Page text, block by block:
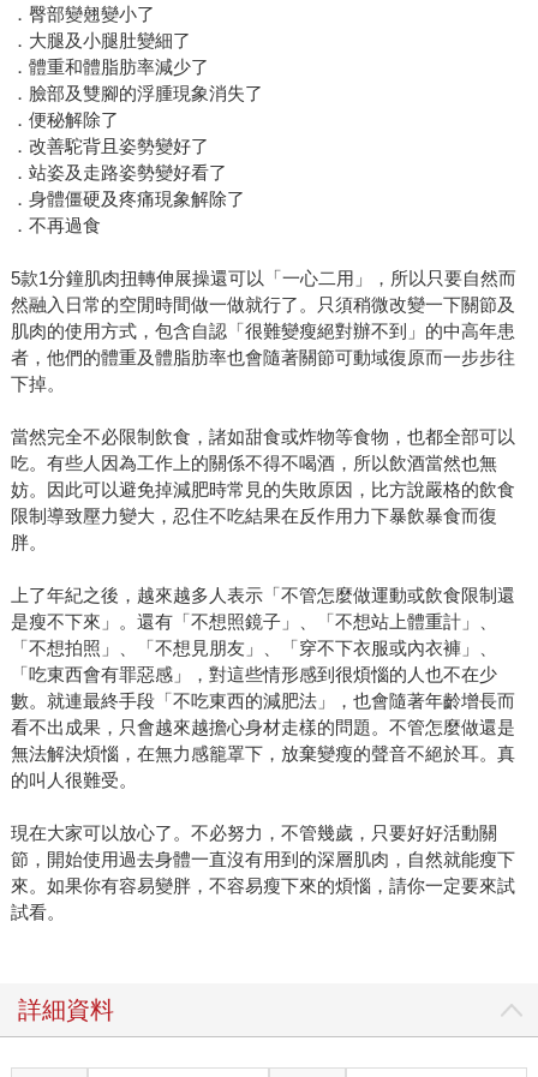
．臀部變翹變小了
．大腿及小腿肚變細了
．體重和體脂肪率減少了
．臉部及雙腳的浮腫現象消失了
．便秘解除了
．改善駝背且姿勢變好了
．站姿及走路姿勢變好看了
．身體僵硬及疼痛現象解除了
．不再過食
5款1分鐘肌肉扭轉伸展操還可以「一心二用」，所以只要自然而
然融入日常的空閒時間做一做就行了。只須稍微改變一下關節及
肌肉的使用方式，包含自認「很難變瘦絕對辦不到」的中高年患
者，他們的體重及體脂肪率也會隨著關節可動域復原而一步步往
下掉。
當然完全不必限制飲食，諸如甜食或炸物等食物，也都全部可以
吃。有些人因為工作上的關係不得不喝酒，所以飲酒當然也無
妨。因此可以避免掉減肥時常見的失敗原因，比方說嚴格的飲食
限制導致壓力變大，忍住不吃結果在反作用力下暴飲暴食而復
胖。
上了年紀之後，越來越多人表示「不管怎麼做運動或飲食限制還
是瘦不下來」。還有「不想照鏡子」、「不想站上體重計」、
「不想拍照」、「不想見朋友」、「穿不下衣服或內衣褲」、
「吃東西會有罪惡感」，對這些情形感到很煩惱的人也不在少
數。就連最終手段「不吃東西的減肥法」，也會隨著年齡增長而
看不出成果，只會越來越擔心身材走樣的問題。不管怎麼做還是
無法解決煩惱，在無力感籠罩下，放棄變瘦的聲音不絕於耳。真
的叫人很難受。
現在大家可以放心了。不必努力，不管幾歲，只要好好活動關
節，開始使用過去身體一直沒有用到的深層肌肉，自然就能瘦下
來。如果你有容易變胖，不容易瘦下來的煩惱，請你一定要來試
試看。
詳細資料